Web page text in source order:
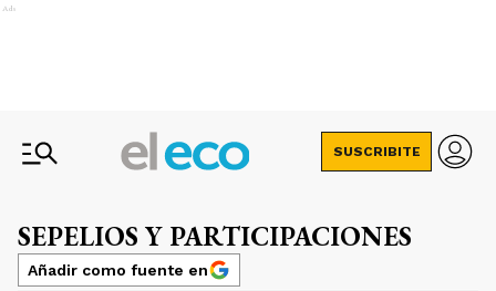
Ads
SUSCRIBITE
SEPELIOS Y PARTICIPACIONES
Añadir como fuente en